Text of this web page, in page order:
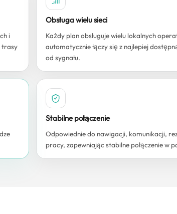
i
trasy
Obsługa wielu sieci
Każdy plan obsługuje wielu lokalnych
automatycznie łączy się z najlepiej
od sygnału.
Stabilne połączenie
Odpowiednie do nawigacji, komunikacji,
pracy, zapewniając stabilne połączenie w